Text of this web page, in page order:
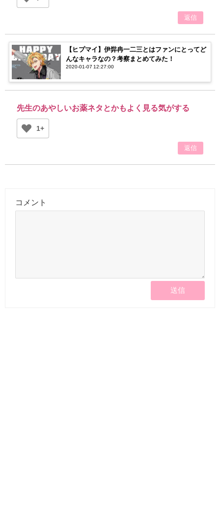
返信
【ヒプマイ】伊弉冉一二三とはファンにとってど
んなキャラなの？考察まとめてみた！
2020-01-07 12:27:00
先生のあやしいお薬ネタとかもよく見る気がする
1+
返信
コメント